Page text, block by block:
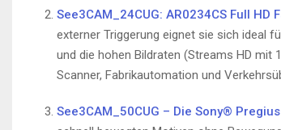
See3CAM_24CUG: AR0234CS Full
externer Triggerung eignet sie sich ideal
und die hohen Bildraten (Streams HD mit
Scanner, Fabrikautomation und
See3CAM_50CUG – Die Sony®